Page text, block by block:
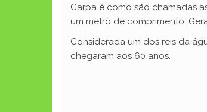
Carpa é como são chamadas
um metro de comprimento.
Considerada um dos reis da
chegaram aos 60 anos.